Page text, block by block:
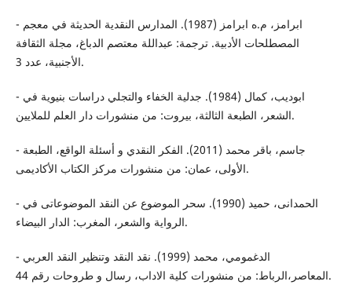
- ابرامز، م.ه ابرامز (1987). المدارس النقدية الحديثة في معجم
المصطلحات الأدبية. ترجمة: عبداللة معتصم الدباغ، مجلة الثقافة
الأجنبية، عدد 3.
- ابوديب، كمال (1984). جدلية الخفاء والتجلي دراسات بنيوية في
الشعر، الطبعة الثالثة، بيروت: من منشورات دار العلم للملايين.
- جاسم، باقر محمد (2011). الفكر النقدي و أسئلة الواقع، الطبعة
الأولى، عمان: من منشورات مركز الكتاب الأكاديمى.
- الحمدانى، حميد (1990). سحر الموضوع عن النقد الموضوعاتى في
الرواية والشعر، المغرب: الدار البيضاء.
- الدغمومي، محمد (1999). نقد النقد وتنظير النقد العربي
المعاصر،الرباط: من منشورات كلية الاداب، رسال و طروحات رقم 44.